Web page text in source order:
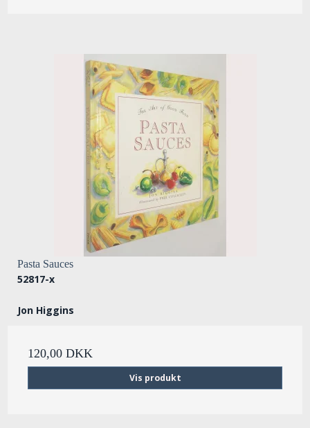
Pasta Sauces
52817-x
Jon Higgins
120,00 DKK
Vis produkt